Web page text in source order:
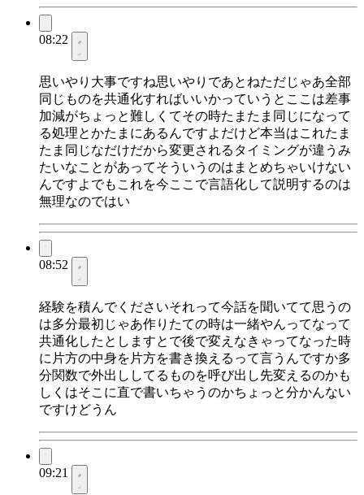
08:22
思いやり大事ですね思いやりであとねただじゃあ全部
同じものを共通化すればいいかっていうとここは差事
加減がちょっと難しくてその時たまたま同じになって
る処理とかたまにあるんですよだけど本当はこれたま
たま同じなだけだから変更されるタイミングが違うみ
たいなことがあってそういうのはまとめちゃいけない
んですよでもこれを今ここで言語化して説明するのは
無理なのではい
08:52
経験を積んでくださいそれって今話を聞いてて思うの
は多分最初じゃあ作りたての時は一緒やんってなって
共通化したとしますとで後で変えなきゃってなった時
に片方の中身を片方を書き換えるって言うんですか多
分関数で外出ししてるものを呼び出し先変えるのかも
しくはそこに直で書いちゃうのかちょっと分かんない
ですけどうん
09:21